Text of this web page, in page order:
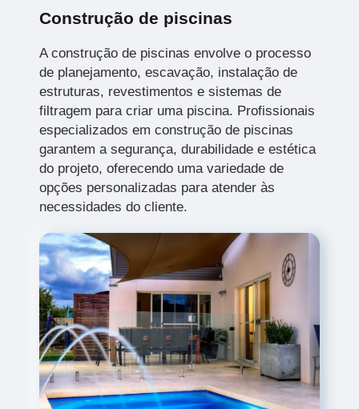
Construção de piscinas
A construção de piscinas envolve o processo
de planejamento, escavação, instalação de
estruturas, revestimentos e sistemas de
filtragem para criar uma piscina. Profissionais
especializados em construção de piscinas
garantem a segurança, durabilidade e estética
do projeto, oferecendo uma variedade de
opções personalizadas para atender às
necessidades do cliente.